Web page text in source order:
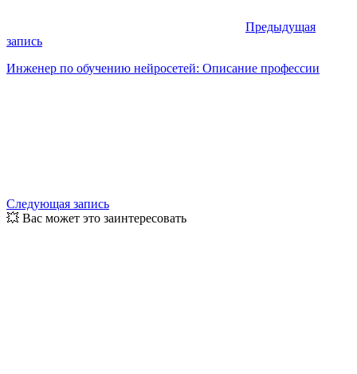
Предыдущая
запись
Инженер по обучению нейросетей: Описание профессии
Следующая запись
💥 Вас может это заинтересовать